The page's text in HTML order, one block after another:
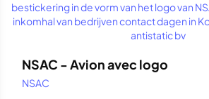
NSAC - Avion avec logo
NSAC